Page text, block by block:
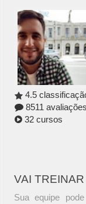
4.5
8511 avaliações
32 cursos
VAI
Sua equipe